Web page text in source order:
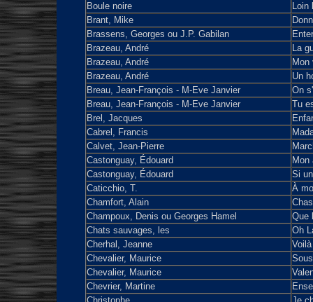
Boule noire
Loin
Brant, Mike
Brassens, Georges ou J.P. Gabilan
Brazeau, André
La
Brazeau, André
Mon
Brazeau, André
Un
Breau, Jean-François - M-Eve Janvier
On
Breau, Jean-François - M-Eve Janvier
Tu
Brel, Jacques
Cabrel, Francis
Calvet, Jean-Pierre
Castonguay, Édouard
Mon
Castonguay, Édouard
Si
Caticchio, T.
À
Chamfort, Alain
Champoux, Denis ou Georges Hamel
Que
Chats sauvages, les
Oh
Cherhal, Jeanne
Voilà
Chevalier, Maurice
Chevalier, Maurice
Chevrier, Martine